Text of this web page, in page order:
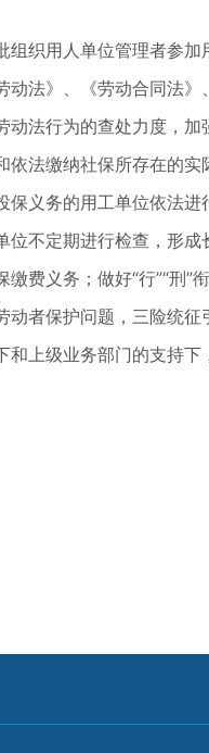
织用人单位管理者参加
法》、《劳动合同法
法行为的查处力度，
法缴纳社保所存在的
义务的用工单位依法
不定期进行检查，形成
义务；做好“行”“刑”衔
保护问题，三险统征
上级业务部门的支持下